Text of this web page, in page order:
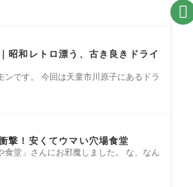
昭和レトロ漂う、古き良きドライ
です。 今回は天童市川原子にあるドラ
撃！安くてウマい穴場食堂
堂」さんにお邪魔しました。 な、なん
